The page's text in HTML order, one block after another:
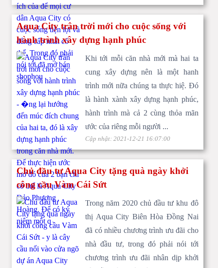
Aqua City Elite 2
Tin vui cho nhà đầu tư Aqua City khi có tin đầu tư đường liên
vùng 4 kết nối Đồng Nai - Sài Gòn
Đã có trung tâm bất động sản ngay tại Aqua City Đồng Nai
của Novaland
Aqua City trân trời mới cho cuộc sống với
hành trình xây dựng hạnh phúc
Khi tới mỗi căn nhà mới mà hai ta
cung xây dựng nên là một hanh
trình mới nữa chúng ta thực hiệ. Đó
là hành xành xây dựng hạnh phúc,
hành trình mà cả 2 cùng thỏa mãn
ước của riêng mỗi người ...
Cập nhật: 2021-12-21 16:07:00
Chủ đầu tư Aqua City tặng quà ngày khởi
công cầu Vàm Cái Sứt
Trong năm 2020 chủ đầu tư khu đô
thị Aqua City Biên Hòa Đồng Nai
đã có nhiều chương trình ưu đãi cho
nhà đầu tư, trong đó phải nói tới
chương trình ưu đãi nhân dịp khởi